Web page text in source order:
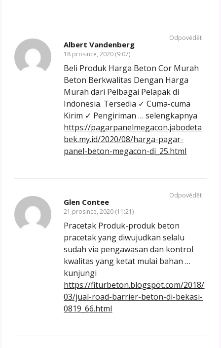
Albert Vandenberg
18 prosince, 2020 (9:07)
Beli Produk Harga Beton Cor Murah
Beton Berkwalitas Dengan Harga
Murah dari Pelbagai Pelapak di
Indonesia. Tersedia ✓ Cuma-cuma
Kirim ✓ Pengiriman … selengkapnya
https://pagarpanelmegacon.jabodeta
bek.my.id/2020/08/harga-pagar-
panel-beton-megacon-di_25.html
Odpovědět
Glen Contee
21 prosince, 2020 (11:21)
Pracetak Produk-produk beton
pracetak yang diwujudkan selalu
sudah via pengawasan dan kontrol
kwalitas yang ketat mulai bahan …
kunjungi
https://fiturbeton.blogspot.com/2018/
03/jual-road-barrier-beton-di-bekasi-
0819_66.html
Odpovědět